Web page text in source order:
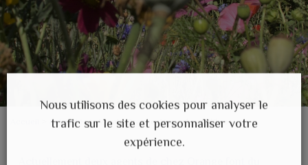
Actualités>Agents Orange démarchage Fibre
Nous utilisons des cookies pour analyser le
trafic sur le site et personnaliser votre
expérience.